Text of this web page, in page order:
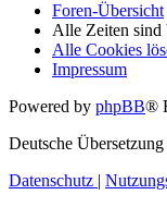
Foren-Übersicht
Alle Zeiten sind
Alle Cookies
Impressum
Powered by phpBB®
Deutsche
Datenschutz |